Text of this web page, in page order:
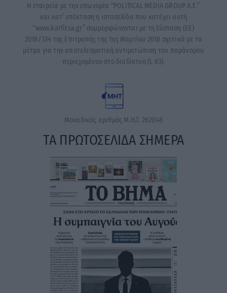
Η εταιρεία με την επωνυμία “POLITICAL MEDIA GROUP A.E.”
και κατ’ επέκταση η ιστοσελίδα που κατέχει αυτή
“www.karfitsa.gr” συμμορφώνονται με τη Σύσταση (ΕΕ)
2018/334 της Επιτροπής της 1ης Μαρτίου 2018 σχετικά με τα
μέτρα για την αποτελεσματική αντιμετώπιση του παράνομου
περιεχομένου στο διαδίκτυο (L 63).
Μοναδικός αριθμός Μ.Η.Τ. 262048
ΤΑ ΠΡΩΤΟΣΕΛΙΔΑ ΣΗΜΕΡΑ